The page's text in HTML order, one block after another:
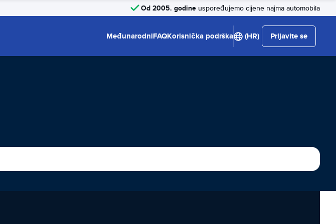
Od 2005. godine uspoređujemo cijene najma automobila
MeđunarodniFAQKorisnička podrška (HR) Prijavite se